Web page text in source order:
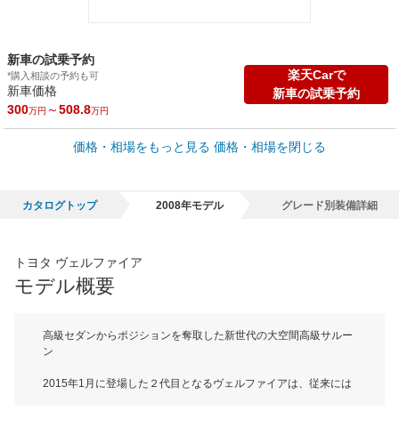
新車の試乗予約
*購入相談の予約も可
新車価格
300万円 ～508.8万円
楽天Carで
新車の試乗予約
車買取価格 *
車買取相場
*当該価格は車種別の価格となります。
価格・相場をもっと見る 価格・相場を閉じる
カタログトップ 2008年モデル グレード別装備詳細
トヨタ ヴェルファイア
モデル概要
高級セダンからポジションを奪取した新世代の大空間高級サルー
ン
2015年1月に登場した２代目となるヴェルファイアは、従来には